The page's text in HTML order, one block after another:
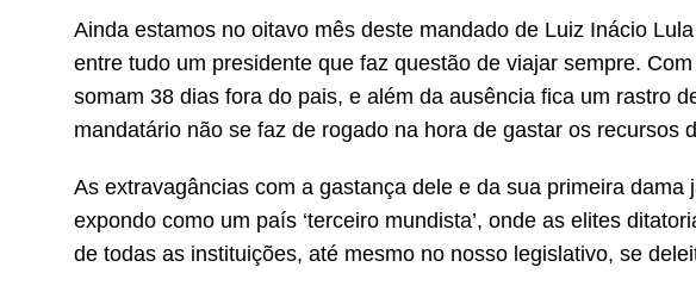
Ainda estamos no oitavo mês deste mandado de Luiz Inácio
entre tudo um presidente que faz questão de viajar sempre.
somam 38 dias fora do pais, e além da ausência fica um rastro
mandatário não se faz de rogado na hora de gastar os recursos
As extravagâncias com a gastança dele e da sua primeira
expondo como um país ‘terceiro mundista’, onde as elites
de todas as instituições, até mesmo no nosso legislativo, se